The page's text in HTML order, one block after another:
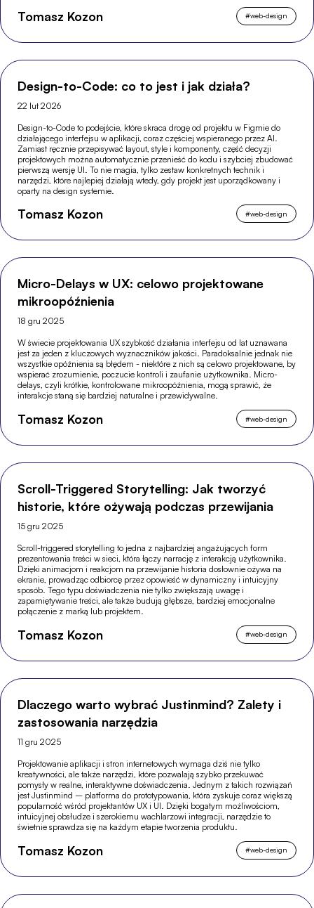
Tomasz Kozon #web-design
Design-to-Code: co to jest i jak działa?
22 lut 2026
Design-to-Code to podejście, które skraca drogę od projektu w Figmie do
działającego interfejsu w aplikacji, coraz częściej wspieranego przez AI.
Zamiast ręcznie przepisywać layout, style i komponenty, część decyzji
projektowych można automatycznie przenieść do kodu i szybciej zbudować
pierwszą wersję UI. To nie magia, tylko zestaw konkretnych technik i
narzędzi, które najlepiej działają wtedy, gdy projekt jest uporządkowany i
oparty na design systemie.
Tomasz Kozon #web-design
Micro-Delays w UX: celowo projektowane
mikroopóźnienia
18 gru 2025
W świecie projektowania UX szybkość działania interfejsu od lat uznawana
jest za jeden z kluczowych wyznaczników jakości. Paradoksalnie jednak nie
wszystkie opóźnienia są błędem - niektóre z nich są celowo projektowane, by
wspierać zrozumienie, poczucie kontroli i zaufanie użytkownika. Micro-
delays, czyli krótkie, kontrolowane mikroopóźnienia, mogą sprawić, że
interakcje staną się bardziej naturalne i przewidywalne.
Tomasz Kozon #web-design
Scroll-Triggered Storytelling: Jak tworzyć
historie, które ożywają podczas przewijania
15 gru 2025
Scroll-triggered storytelling to jedna z najbardziej angażujących form
prezentowania treści w sieci, która łączy narrację z interakcją użytkownika.
Dzięki animacjom i reakcjom na przewijanie historia dosłownie ożywa na
ekranie, prowadząc odbiorcę przez opowieść w dynamiczny i intuicyjny
sposób. Tego typu doświadczenia nie tylko zwiększają uwagę i
zapamiętywanie treści, ale także budują głębsze, bardziej emocjonalne
połączenie z marką lub projektem.
Tomasz Kozon #web-design
Dlaczego warto wybrać Justinmind? Zalety i
zastosowania narzędzia
11 gru 2025
Projektowanie aplikacji i stron internetowych wymaga dziś nie tylko
kreatywności, ale także narzędzi, które pozwalają szybko przekuwać
pomysły w realne, interaktywne doświadczenia. Jednym z takich rozwiązań
jest Justinmind – platforma do prototypowania, która zyskuje coraz większą
popularność wśród projektantów UX i UI. Dzięki bogatym możliwościom,
intuicyjnej obsłudze i szerokiemu wachlarzowi integracji, narzędzie to
świetnie sprawdza się na każdym etapie tworzenia produktu.
Tomasz Kozon #web-design